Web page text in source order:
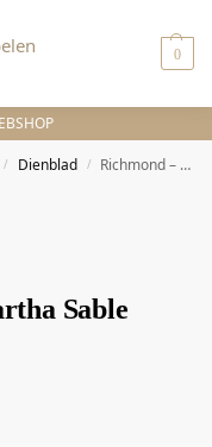
0
/ Dienblad / Richmond – Dienblad Martha Sable brown
Sable